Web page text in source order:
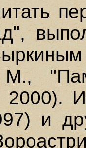
2000).
и